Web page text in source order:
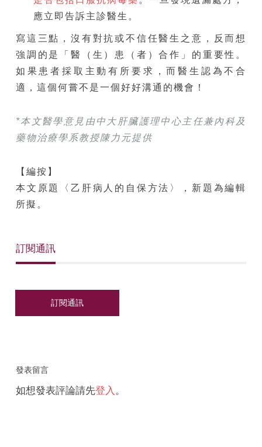
應立即告訴主診醫生。
寫這三點，沒有對抗或不信任醫生之意，反而想
強調的是「醫（生）患（者）合作」的重要性。
如果患者採取主動有所要求，而醫生認為不合
適，這個何嘗不是一個好好溝通的機會！
*本文醫學意見由中大肝臟護理中心主任兼內科及
藥物治療學系教授陳力元提供
【編按】
本文原題〈乙肝病人的自保方法〉，新題為編輯
所擬。
訂閱通訊
發表留言
如想發表評論請先登入 。